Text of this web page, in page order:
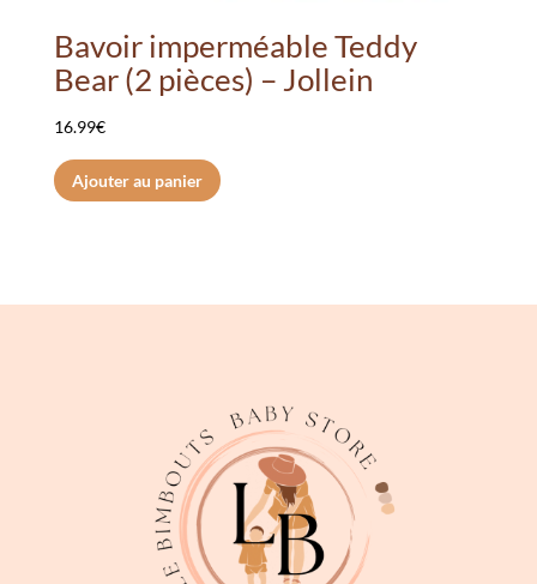
Bavoir imperméable Teddy
Bear (2 pièces) – Jollein
16.99€
Ajouter au panier